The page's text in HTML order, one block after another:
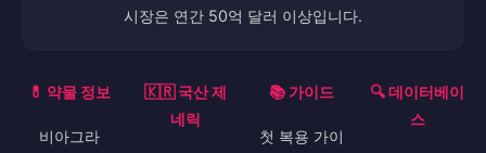
시장은 연간 50억 달러 이상입니다.
💊 약물 정보
비아그라
🇰🇷 국산 제
네릭
📚 가이드
첫 복용 가이
🔍 데이터베이
스